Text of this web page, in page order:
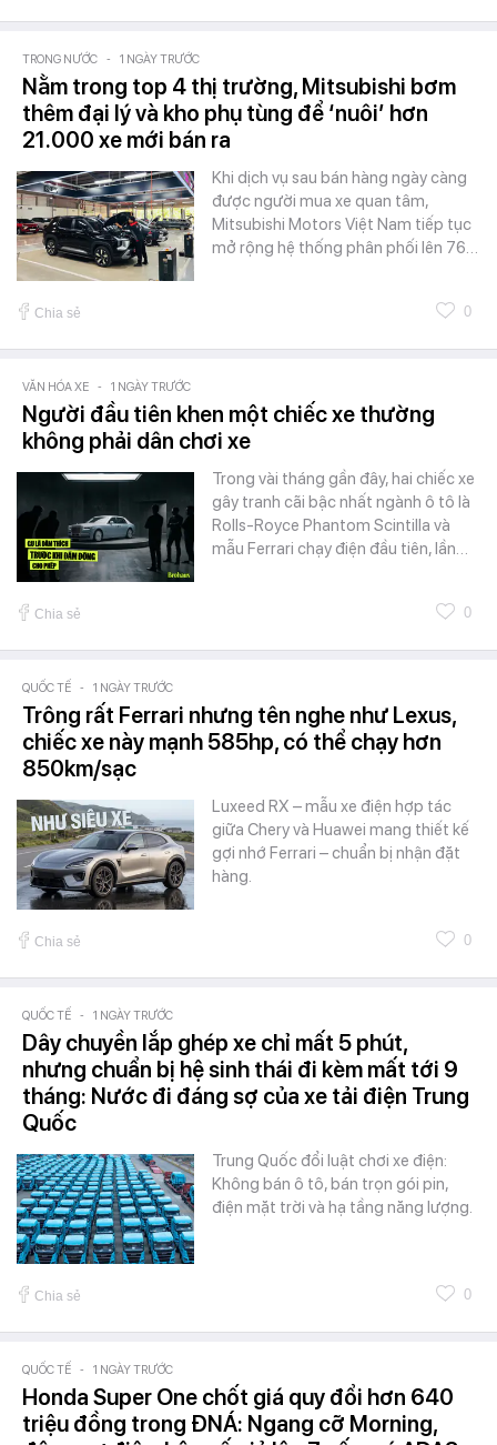
TRONG NƯỚC - 1 NGÀY TRƯỚC
Nằm trong top 4 thị trường, Mitsubishi bơm
thêm đại lý và kho phụ tùng để ‘nuôi’ hơn
21.000 xe mới bán ra
Khi dịch vụ sau bán hàng ngày càng
được người mua xe quan tâm,
Mitsubishi Motors Việt Nam tiếp tục
mở rộng hệ thống phân phối lên 76…
Chia sẻ 0
VĂN HÓA XE - 1 NGÀY TRƯỚC
Người đầu tiên khen một chiếc xe thường
không phải dân chơi xe
Trong vài tháng gần đây, hai chiếc xe
gây tranh cãi bậc nhất ngành ô tô là
Rolls-Royce Phantom Scintilla và
mẫu Ferrari chạy điện đầu tiên, lần…
Chia sẻ 0
QUỐC TẾ - 1 NGÀY TRƯỚC
Trông rất Ferrari nhưng tên nghe như Lexus,
chiếc xe này mạnh 585hp, có thể chạy hơn
850km/sạc
Luxeed RX – mẫu xe điện hợp tác
giữa Chery và Huawei mang thiết kế
gợi nhớ Ferrari – chuẩn bị nhận đặt
hàng.
Chia sẻ 0
QUỐC TẾ - 1 NGÀY TRƯỚC
Dây chuyền lắp ghép xe chỉ mất 5 phút,
nhưng chuẩn bị hệ sinh thái đi kèm mất tới 9
tháng: Nước đi đáng sợ của xe tải điện Trung
Quốc
Trung Quốc đổi luật chơi xe điện:
Không bán ô tô, bán trọn gói pin,
điện mặt trời và hạ tầng năng lượng.
Chia sẻ 0
QUỐC TẾ - 1 NGÀY TRƯỚC
Honda Super One chốt giá quy đổi hơn 640
triệu đồng trong ĐNÁ: Ngang cỡ Morning,